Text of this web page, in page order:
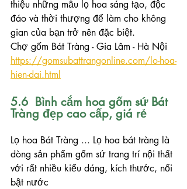
thiệu những mẫu lọ hoa sáng tạo, độc
đáo và thời thượng để làm cho không
gian của bạn trở nên đặc biệt.
Chợ gốm Bát Tràng - Gia Lâm - Hà Nội
https://gomsubattrangonline.com/lo-hoa-
hien-dai.html
5.6  Bình cắm hoa gốm sứ Bát
Tràng đẹp cao cấp, giá rẻ
Lọ hoa Bát Tràng ... Lọ hoa bát tràng là
dòng sản phẩm gốm sứ trang trí nội thất
với rất nhiều kiểu dáng, kích thước, nổi
bật nước